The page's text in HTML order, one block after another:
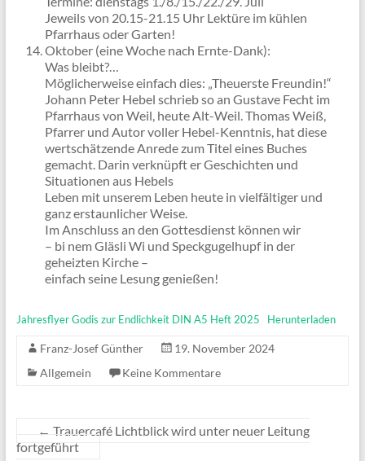
Jeweils von 20.15-21.15 Uhr Lektüre im kühlen
Pfarrhaus oder Garten!
Oktober (eine Woche nach Ernte-Dank):
Was bleibt?…
Möglicherweise einfach dies: „Theuerste Freundin!“
Johann Peter Hebel schrieb so an Gustave Fecht im
Pfarrhaus von Weil, heute Alt-Weil. Thomas Weiß,
Pfarrer und Autor voller Hebel-Kenntnis, hat diese
wertschätzende Anrede zum Titel eines Buches
gemacht. Darin verknüpft er Geschichten und
Situationen aus Hebels
Leben mit unserem Leben heute in vielfältiger und
ganz erstaunlicher Weise.
Im Anschluss an den Gottesdienst können wir
– bi nem Gläsli Wi und Speckgugelhupf in der
geheizten Kirche –
einfach seine Lesung genießen!
Jahresflyer Godis zur Endlichkeit DIN A5 Heft 2025 Herunterladen
Franz-Josef Günther
19. November 2024
Allgemein
Keine Kommentare
← Trauercafé Lichtblick wird unter neuer Leitung
fortgeführt